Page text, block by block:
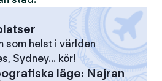
som helst i världen
Sydney... kör!
läge: Najran